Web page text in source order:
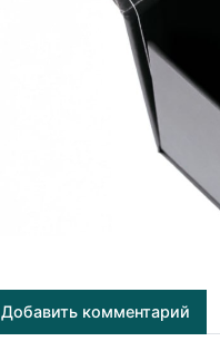
Добавить комментарий